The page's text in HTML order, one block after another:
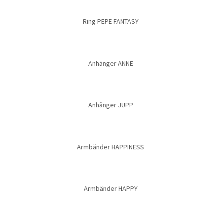
Ring PEPE FANTASY
Anhänger ANNE
Anhänger JUPP
Armbänder HAPPINESS
Armbänder HAPPY